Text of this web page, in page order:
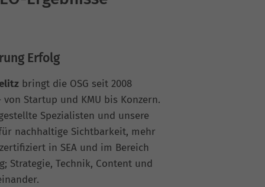
Erfolg
bringt die OSG seit 2008
Startup und KMU bis Konzern.
Spezialisten und unsere
nachhaltige Sichtbarkeit, mehr
in SEA und im Bereich
Strategie, Technik, Content und